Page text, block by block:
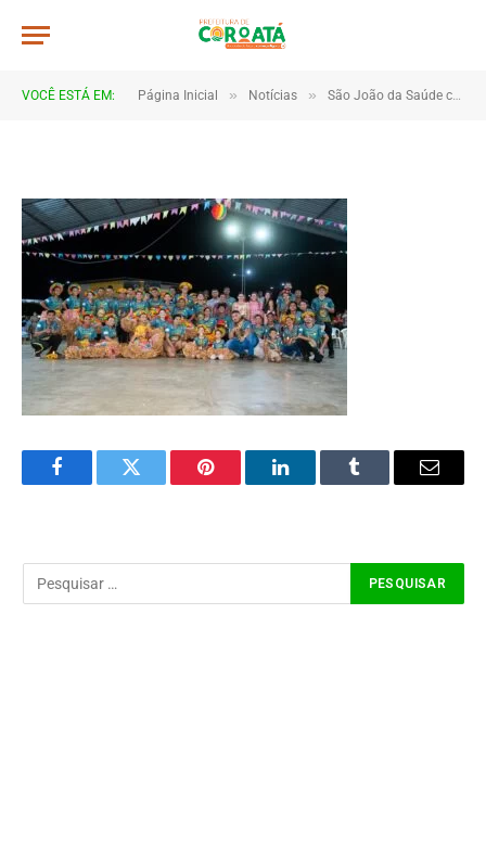
VOCÊ ESTÁ EM: Página Inicial » Notícias » São João da Saúde celebra cultura e integração em Coroatá
IMG_2269
FacebookTwitter Pinterest LinkedInTumblr Email